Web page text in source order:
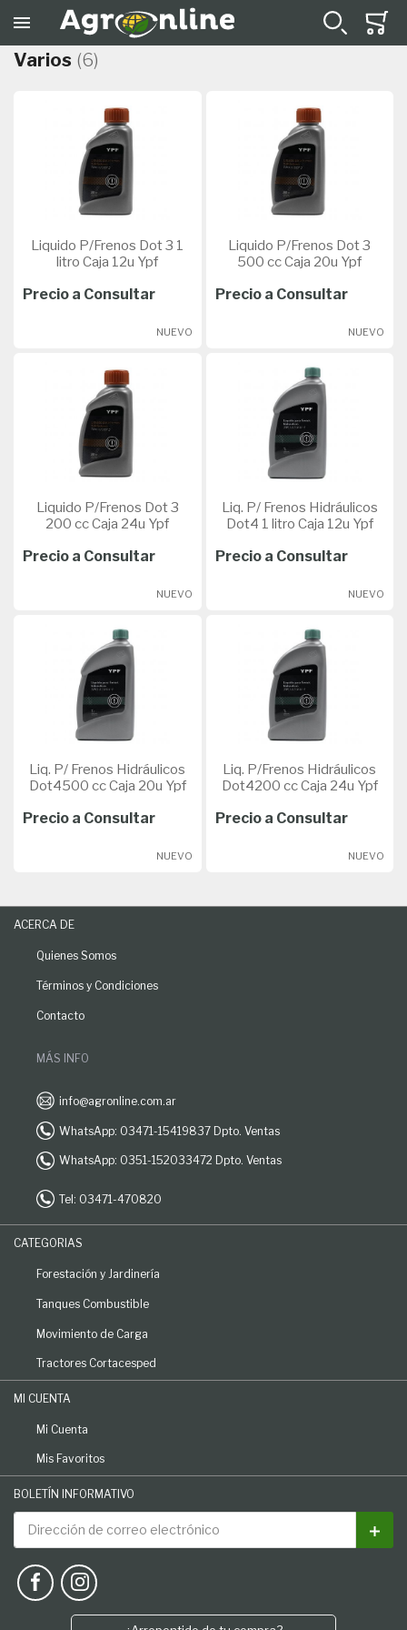
Varios (6)
Liquido P/Frenos Dot 3 1
litro Caja 12u Ypf
Precio a Consultar
NUEVO
Liquido P/Frenos Dot 3
500 cc Caja 20u Ypf
Precio a Consultar
NUEVO
Liquido P/Frenos Dot 3
200 cc Caja 24u Ypf
Precio a Consultar
NUEVO
Liq. P/ Frenos Hidráulicos
Dot4 1 litro Caja 12u Ypf
Precio a Consultar
NUEVO
Liq. P/ Frenos Hidráulicos
Dot4500 cc Caja 20u Ypf
Precio a Consultar
NUEVO
Liq. P/Frenos Hidráulicos
Dot4200 cc Caja 24u Ypf
Precio a Consultar
NUEVO
ACERCA DE
Quienes Somos
Términos y Condiciones
Contacto
MÁS INFO
info@agronline.com.ar
WhatsApp: 03471-15419837 Dpto. Ventas
WhatsApp: 0351-152033472 Dpto. Ventas
Tel: 03471-470820
CATEGORIAS
Forestación y Jardinería
Tanques Combustible
Movimiento de Carga
Tractores Cortacesped
MI CUENTA
Mi Cuenta
Mis Favoritos
BOLETÍN INFORMATIVO
Dirección de correo electrónico
See our Facebook